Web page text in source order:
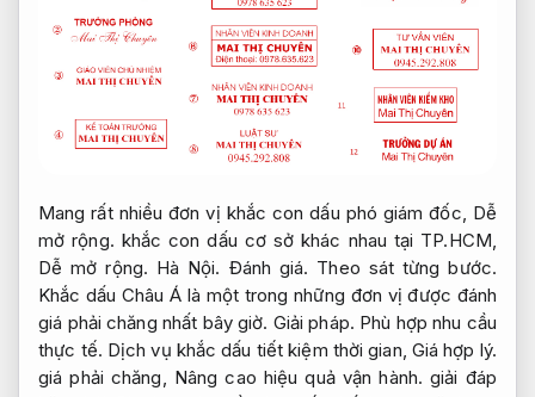
Mang rất nhiều đơn vị khắc con dấu phó giám đốc, Dễ
mở rộng. khắc con dấu cơ sở khác nhau tại TP.HCM,
Dễ mở rộng. Hà Nội. Đánh giá. Theo sát từng bước.
Khắc dấu Châu Á là một trong những đơn vị được đánh
giá phải chăng nhất bây giờ. Giải pháp. Phù hợp nhu cầu
thực tế. Dịch vụ khắc dấu tiết kiệm thời gian, Giá hợp lý.
giá phải chăng, Nâng cao hiệu quả vận hành. giải đáp